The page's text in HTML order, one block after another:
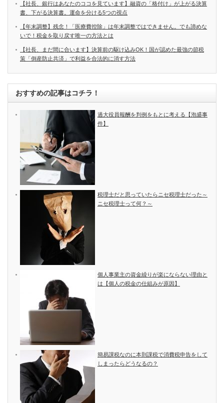
【社長、銀行はあなたのココを見ています】融資の「格付け」が上がる決算
書、下がる決算書。運命を分ける5つの視点
【年末調整】残念！「医療費控除」は年末調整ではできません。でも諦めな
いで！税金を取り戻す唯一の方法とは
【社長、まだ間に合います】決算前の駆け込みOK！国が認めた最強の節税
策「倒産防止共済」で利益を合法的に消す方法
おすすめの記事はコチラ！
過大役員報酬を判例をもとに考える【泡盛事
件】
税理士だと思っていたらニセ税理士だった～
ニセ税理士って何？～
個人事業主の資金繰りが楽にならない理由と
は【個人の税金の仕組みが原因】
簡易課税なのに本則課税で消費税申告をして
しまったらどうなるの？